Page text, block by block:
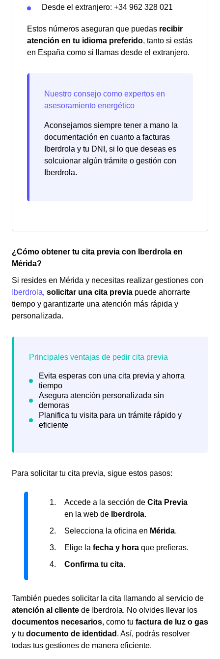
Desde el extranjero: +34 962 328 021
Estos números aseguran que puedas recibir
atención en tu idioma preferido, tanto si estás
en España como si llamas desde el extranjero.
Aconsejamos siempre tener a mano la
documentación en cuanto a facturas
Iberdrola y tu DNI, si lo que deseas es
solcuionar algún trámite o gestión con
Iberdrola.
¿Cómo obtener tu cita previa con Iberdrola en
Mérida?
Si resides en Mérida y necesitas realizar gestiones con
Iberdrola, solicitar una cita previa puede ahorrarte
tiempo y garantizarte una atención más rápida y
personalizada.
Para solicitar tu cita previa, sigue estos pasos:
Accede a la sección de Cita Previa
en la web de
Iberdrola.
Selecciona la oficina en Mérida.
Elige la fecha y hora que prefieras.
Confirma tu cita.
También puedes solicitar la cita llamando al servicio de
atención al cliente de Iberdrola. No olvides llevar los
documentos necesarios, como tu factura de luz o gas
y tu documento de identidad . Así, podrás resolver
todas tus gestiones de manera eficiente.